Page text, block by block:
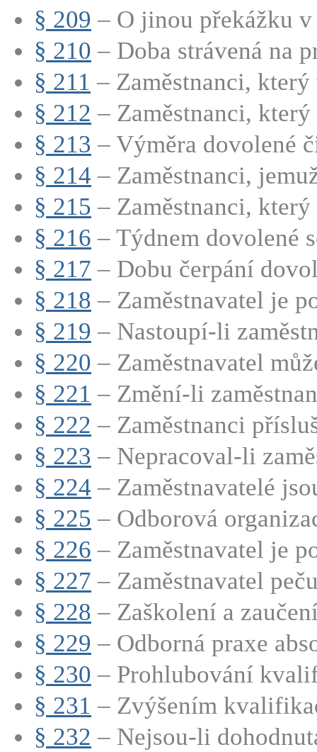
§ 209 – O jinou překážku
§ 210 – Doba strávená na
§ 211 – Zaměstnanci,
§ 212 – Zaměstnanci, který
§ 213 – Výměra dovolené
§ 214 – Zaměstnanci,
§ 215 – Zaměstnanci,
§ 216 – Týdnem dovolené
§ 217 – Dobu čerpání
§ 218 – Zaměstnavatel je
§ 219 – Nastoupí-li
§ 220 – Zaměstnavatel
§ 221 – Změní-li
§ 222 – Zaměstnanci
§ 223 – Nepracoval-li
§ 224 – Zaměstnavatelé
§ 225 – Odborová
§ 226 – Zaměstnavatel je
§ 227 – Zaměstnavatel
§ 228 – Zaškolení a
§ 229 – Odborná praxe
§ 230 – Prohlubování
§ 231 – Zvýšením
§ 232 – Nejsou-li